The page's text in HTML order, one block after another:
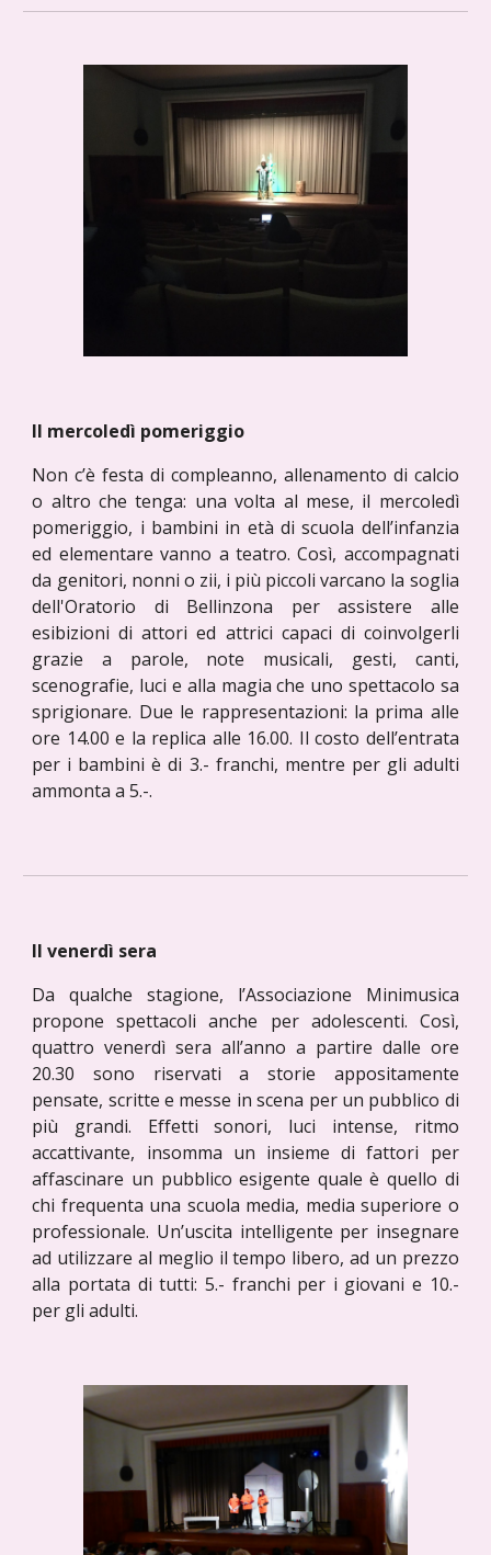
Il mercoledì pomeriggio
Non c’è festa di compleanno, allenamento di calcio
o altro che tenga: una volta al mese, il mercoledì
pomeriggio, i bambini in età di scuola dell’infanzia
ed elementare vanno a teatro. Così, accompagnati
da genitori, nonni o zii, i più piccoli varcano la soglia
dell'Oratorio di Bellinzona per assistere alle
esibizioni di attori ed attrici capaci di coinvolgerli
grazie a parole, note musicali, gesti, canti,
scenografie, luci e alla magia che uno spettacolo sa
sprigionare. Due le rappresentazioni: la prima alle
ore 14.00 e la replica alle 16.00. Il costo dell’entrata
per i bambini è di 3.- franchi, mentre per gli adulti
ammonta a 5.-.
Il venerdì sera
Da qualche stagione, l’Associazione Minimusica
propone spettacoli anche per adolescenti. Così,
quattro venerdì sera all’anno a partire dalle ore
20.30 sono riservati a storie appositamente
pensate, scritte e messe in scena per un pubblico di
più grandi. Effetti sonori, luci intense, ritmo
accattivante, insomma un insieme di fattori per
affascinare un pubblico esigente quale è quello di
chi frequenta una scuola media, media superiore o
professionale. Un’uscita intelligente per insegnare
ad utilizzare al meglio il tempo libero, ad un prezzo
alla portata di tutti: 5.- franchi per i giovani e 10.-
per gli adulti.